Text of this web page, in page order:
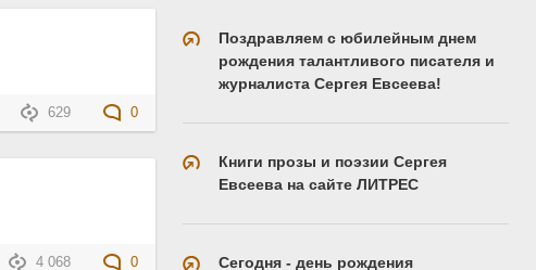
629 0
4 068 0
Поздравляем с юбилейным днем
рождения талантливого писателя и
журналиста Сергея Евсеева!
Книги прозы и поэзии Сергея
Евсеева на сайте ЛИТРЕС
Сегодня - день рождения